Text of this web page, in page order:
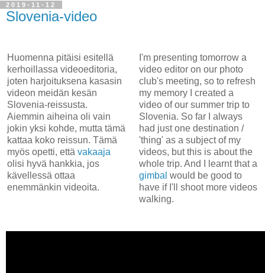
2019-11-12
Slovenia-video
Huomenna pitäisi esitellä
kerhoillassa videoeditoria,
joten harjoituksena kasasin
videon meidän kesän
Slovenia-reissusta.
Aiemmin aiheina oli vain
jokin yksi kohde, mutta tämä
kattaa koko reissun. Tämä
myös opetti, että vakaaja
olisi hyvä hankkia, jos
kävellessä ottaa
enemmänkin videoita.
I'm presenting tomorrow a
video editor on our photo
club's meeting, so to refresh
my memory I created a
video of our summer trip to
Slovenia. So far I always
had just one destination /
'thing' as a subject of my
videos, but this is about the
whole trip. And I learnt that a
gimbal would be good to
have if I'll shoot more videos
walking.